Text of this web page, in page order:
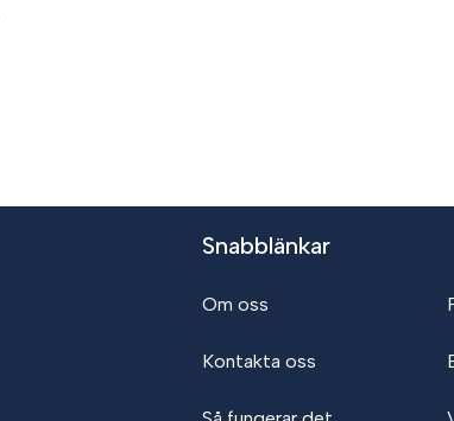
Snabblänkar
Om oss
Kontakta oss